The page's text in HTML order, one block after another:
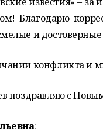
Благодарю
и
конфликта и
поздравляю с
: